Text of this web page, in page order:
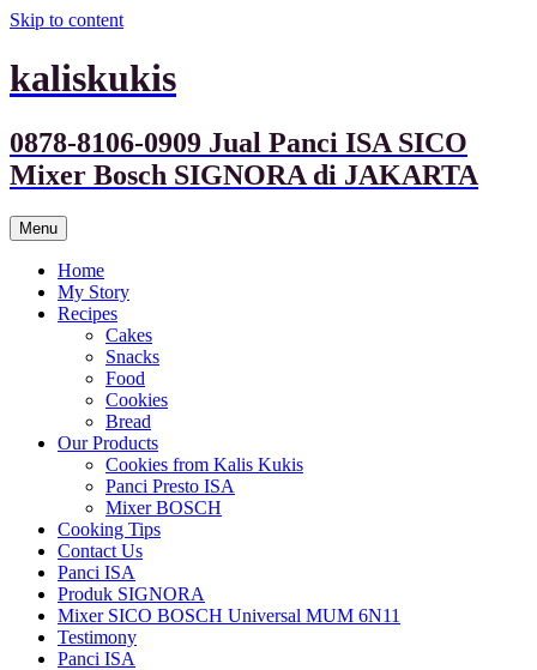
Skip to content
kaliskukis
0878-8106-0909 Jual Panci ISA SICO
Mixer Bosch SIGNORA di JAKARTA
Menu
Home
My Story
Recipes
Cakes
Snacks
Food
Cookies
Bread
Our Products
Cookies from Kalis Kukis
Panci Presto ISA
Mixer BOSCH
Cooking Tips
Contact Us
Panci ISA
Produk SIGNORA
Mixer SICO BOSCH Universal MUM 6N11
Testimony
Panci ISA